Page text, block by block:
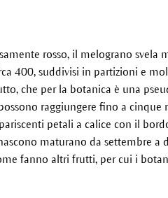
rosso, il melograno svela
400, suddivisi in partizioni e
che per la botanica è una
raggiungere fino a cinque
petali a calice con il
maturano da settembre a
fanno altri frutti, per cui i